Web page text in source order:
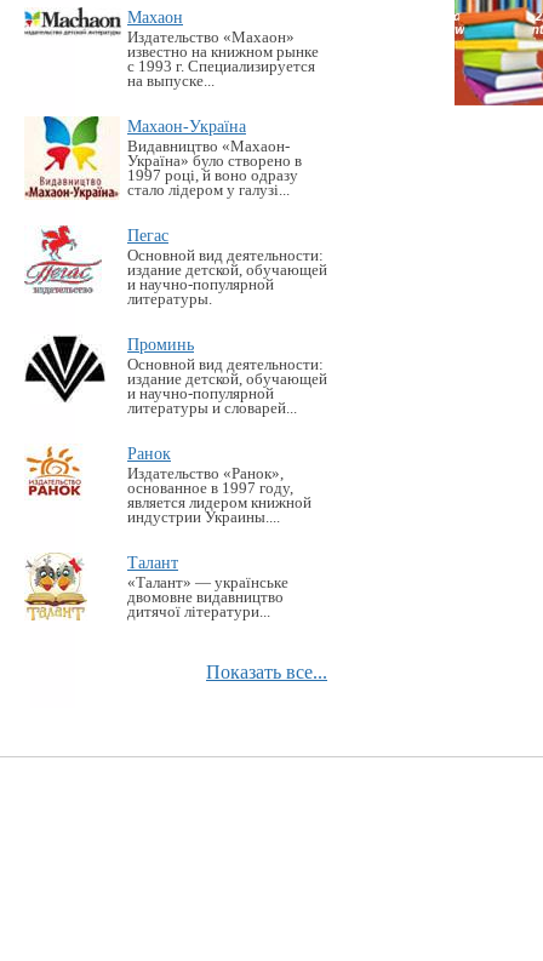
Махаон
Издательство «Махаон»
известно на книжном рынке
с 1993 г. Специализируется
на выпуске...
Махаон-Україна
Видавництво «Махаон-
Україна» було створено в
1997 році, й воно одразу
стало лідером у галузі...
Пегас
Основной вид деятельности:
издание детской, обучающей
и научно-популярной
литературы.
Проминь
Основной вид деятельности:
издание детской, обучающей
и научно-популярной
литературы и словарей...
Ранок
Издательство «Ранок»,
основанное в 1997 году,
является лидером книжной
индустрии Украины....
Талант
«Талант» — українське
двомовне видавництво
дитячої літератури...
Показать все...